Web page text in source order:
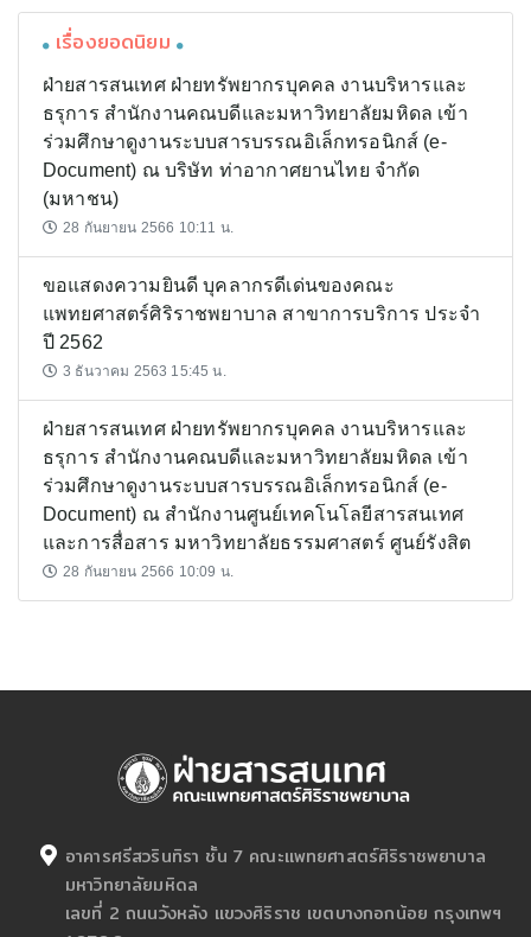
เรื่องยอดนิยม
ฝ่ายสารสนเทศ ฝ่ายทรัพยากรบุคคล งานบริหารและ
ธรุการ สำนักงานคณบดีและมหาวิทยาลัยมหิดล เข้า
ร่วมศึกษาดูงานระบบสารบรรณอิเล็กทรอนิกส์ (e-
Document) ณ บริษัท ท่าอากาศยานไทย จำกัด
(มหาชน)
28 กันยายน 2566 10:11 น.
ขอแสดงความยินดี บุคลากรดีเด่นของคณะ
แพทยศาสตร์ศิริราชพยาบาล สาขาการบริการ ประจำ
ปี 2562
3 ธันวาคม 2563 15:45 น.
ฝ่ายสารสนเทศ ฝ่ายทรัพยากรบุคคล งานบริหารและ
ธรุการ สำนักงานคณบดีและมหาวิทยาลัยมหิดล เข้า
ร่วมศึกษาดูงานระบบสารบรรณอิเล็กทรอนิกส์ (e-
Document) ณ สำนักงานศูนย์เทคโนโลยีสารสนเทศ
และการสื่อสาร มหาวิทยาลัยธรรมศาสตร์ ศูนย์รังสิต
28 กันยายน 2566 10:09 น.
อาคารศรีสวรินทิรา ชั้น 7 คณะแพทยศาสตร์ศิริราชพยาบาล
มหาวิทยาลัยมหิดล
เลขที่ 2 ถนนวังหลัง แขวงศิริราช เขตบางกอกน้อย กรุงเทพฯ